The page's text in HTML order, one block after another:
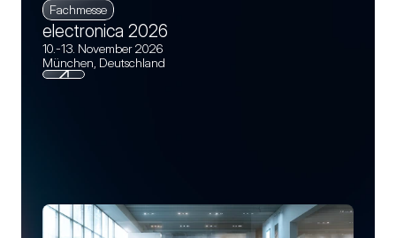
Fachmesse
electronica 2026
10.-13. November 2026
München, Deutschland